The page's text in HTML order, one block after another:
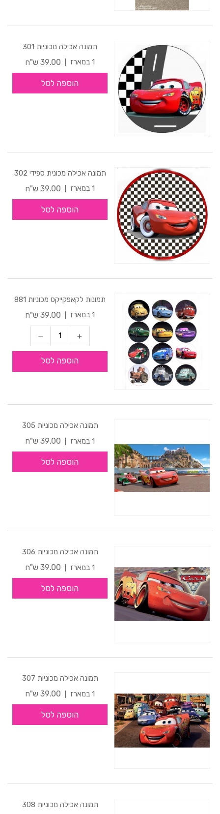
תמונה אכילה מכוניות 301
1 במארז
39.00 ש"ח
הוספה לסל
תמונה אכילה מכונית ספידי 302
1 במארז
39.00 ש"ח
הוספה לסל
תמונות לקאפקייקס מכוניות 881
1 במארז
39.00 ש"ח
הוספה לסל
תמונה אכילה מכוניות 305
1 במארז
39.00 ש"ח
הוספה לסל
תמונה אכילה מכוניות 306
1 במארז
39.00 ש"ח
הוספה לסל
תמונה אכילה מכוניות 307
1 במארז
39.00 ש"ח
הוספה לסל
תמונה אכילה מכוניות 308